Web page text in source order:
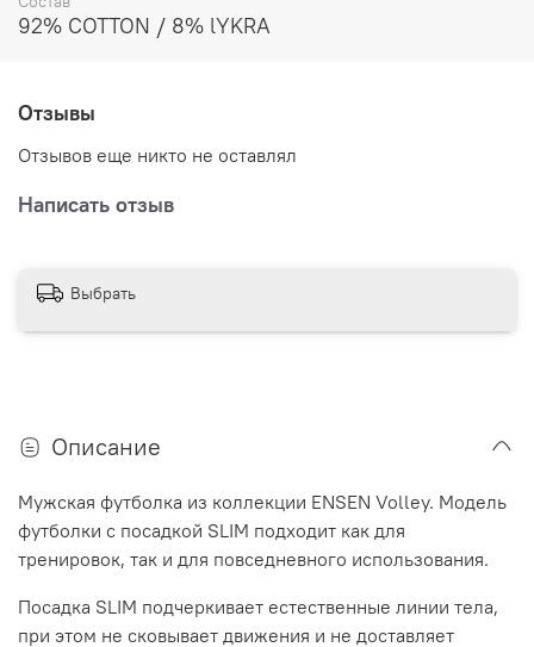
футболка тактильно приятна, благодаря достаточной
движении, не натирает и не выцветает на протяжении
92% COTTON / 8% lYKRA
Отзывы
Отзывов еще никто не оставлял
Написать отзыв
Выбрать
Описание
Мужская футболка из коллекции ENSEN Volley. Модель
футболки с посадкой SLIM подходит как для
тренировок, так и для повседневного использования.
Посадка SLIM подчеркивает естественные линии тела,
при этом не сковывает движения и не доставляет